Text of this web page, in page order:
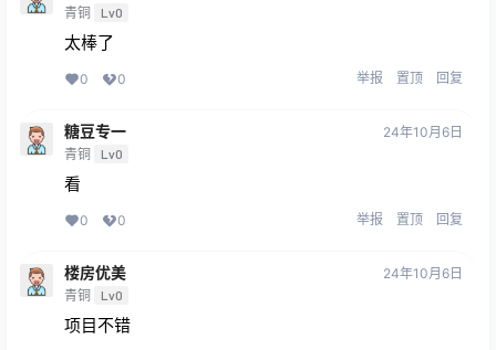
青铜 Lv0
太棒了
0 0 举报 置顶 回复
糖豆专一
青铜 Lv0
24年10月6日
看
0 0 举报 置顶 回复
楼房优美
青铜 Lv0
24年10月6日
项目不错